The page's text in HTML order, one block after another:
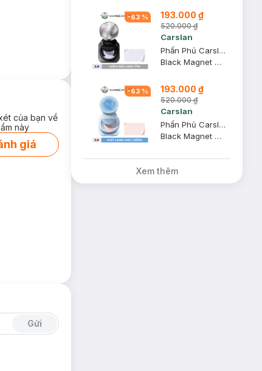
thiện với
của bạn về
này
giá
Gửi
-63 % 193.000 ₫
520.000 ₫
Carslan
Phấn Phủ Carslan Dạng Bột Kiềm Dầu Màu Tím 8g
Black Magnet Soft Focus Make-Up Powder 2.0 #Purple
-63 % 193.000 ₫
520.000 ₫
Carslan
Phấn Phủ Carslan Dạng Bột Mát Lạnh Màu Hồng 8g
Black Magnet Soft Focus Make-Up Powder 05 - 2.0 #Pink
Xem thêm